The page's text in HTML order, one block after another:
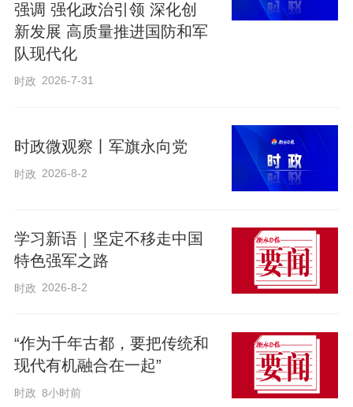
编辑：李玲玲
来源：新华社
强调 强化政治引领 深化创
新发展 高质量推进国防和军
队现代化
时政 2026-7-31
时政微观察丨军旗永向党
时政 2026-8-2
学习新语｜坚定不移走中国
特色强军之路
时政 2026-8-2
“作为千年古都，要把传统和
现代有机融合在一起”
时政 8小时前